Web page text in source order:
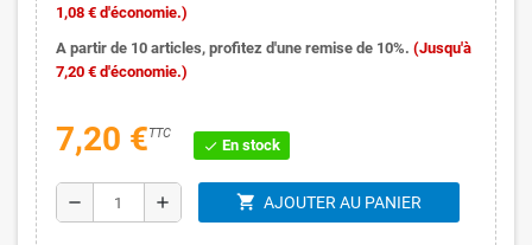
1,08 € d'économie.)
A partir de 10 articles, profitez d'une remise de 10%. (Jusqu'à
7,20 € d'économie.)
7,20 €TTC
check En stock
remove add shopping_cart AJOUTER AU PANIER